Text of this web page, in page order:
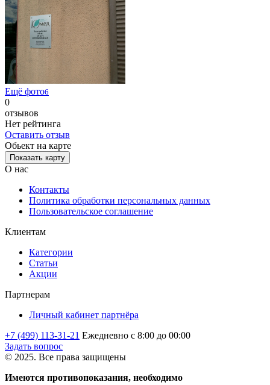
Ещё фото6
0
отзывов
Нет рейтинга
Оставить отзыв
Обьект на карте
Показать карту
О нас
Контакты
Политика обработки персональных данных
Пользовательское соглашение
Клиентам
Категории
Статьи
Акции
Партнерам
Личный кабинет партнёра
+7 (499) 113-31-21 Ежедневно с 8:00 до 00:00
Задать вопрос
© 2025. Все права защищены
Имеются противопоказания, необходимо